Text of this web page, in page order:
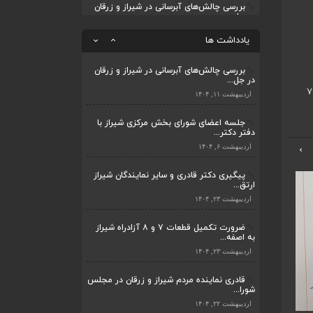
›
بررسی چالش‌های آبرسانی در شیراز و زرقان
در جل...
یادداشت ها
قادری نماینده مردم شیراز و زرقان در مجلس
اردیبهشت ۲۲, ۱۴۰۴
بررسی چالش‌های آبرسانی در شیراز و زرقان
در جل...
اردیبهشت ۱۱, ۱۴۰۴
جلسه اعضای شورای بخش مرکزی شیراز با
دفتر دکتر...
اردیبهشت ۶, ۱۴۰۴
پیگیری دکتر قادری و سایر نمایندگان شیراز
ارتق...
اردیبهشت ۲۳, ۱۴۰۴
ضرورت تکمیل قطعات ۷ و ۸ آزادراه شیراز
به اصفه...
اردیبهشت ۲۳, ۱۴۰۴
قادری نماینده مردم شیراز و زرقان در مجلس
شورا...
اردیبهشت ۲۲, ۱۴۰۴